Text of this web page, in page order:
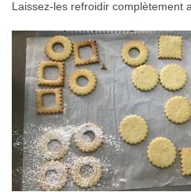
Laissez-les refroidir complètement